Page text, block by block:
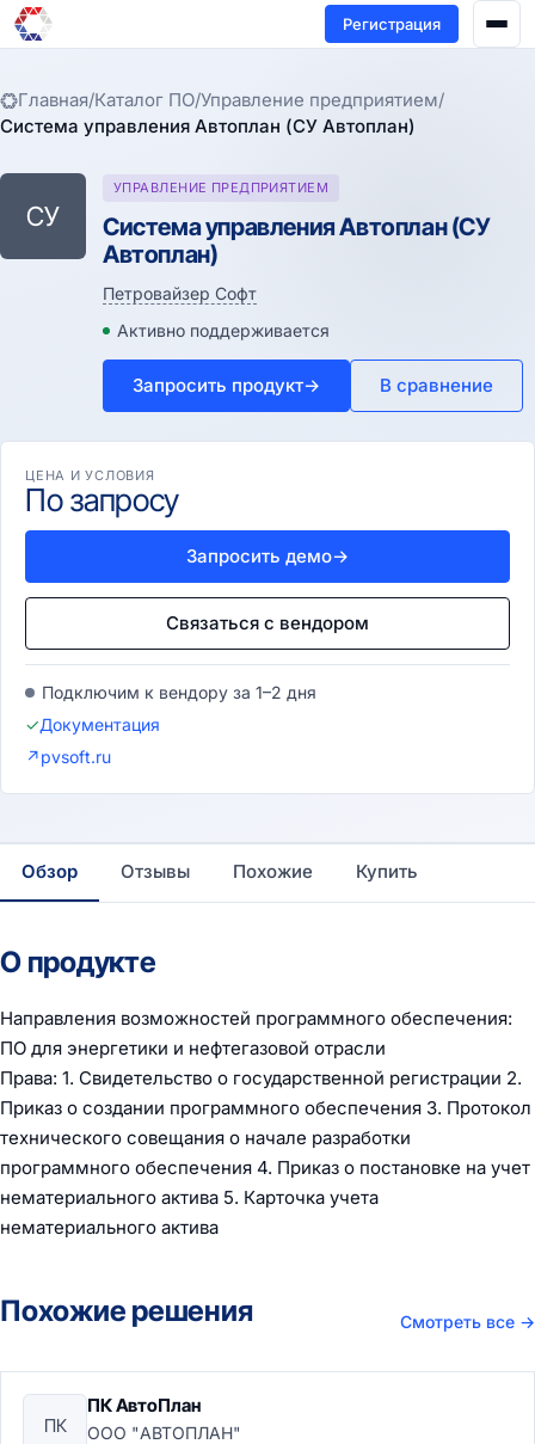
Регистрация
Главная/Каталог ПО/Управление предприятием/
Система управления Автоплан (СУ Автоплан)
СУ
УПРАВЛЕНИЕ ПРЕДПРИЯТИЕМ
Система управления Автоплан (СУ
Автоплан)
Петровайзер Софт
Активно поддерживается
Запросить продукт→ В сравнение
ЦЕНА И УСЛОВИЯ
По запросу
Запросить демо→
Связаться с вендором
Подключим к вендору за 1–2 дня
✓Документация
↗pvsoft.ru
Обзор Отзывы Похожие Купить
О продукте
Направления возможностей программного обеспечения:
ПО для энергетики и нефтегазовой отрасли
Права: 1. Свидетельство о государственной регистрации 2.
Приказ о создании программного обеспечения 3. Протокол
технического совещания о начале разработки
программного обеспечения 4. Приказ о постановке на учет
нематериального актива 5. Карточка учета
нематериального актива
Похожие решения Смотреть все →
ПК
ПК АвтоПлан
ООО "АВТОПЛАН"